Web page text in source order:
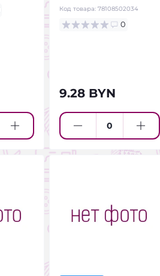
Код товара: 78108502034
0
9.28 BYN